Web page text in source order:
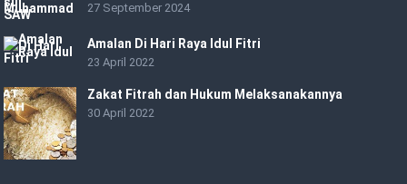
27 September 2024
Amalan Di Hari Raya Idul Fitri
23 April 2022
Zakat Fitrah dan Hukum Melaksanakannya
30 April 2022